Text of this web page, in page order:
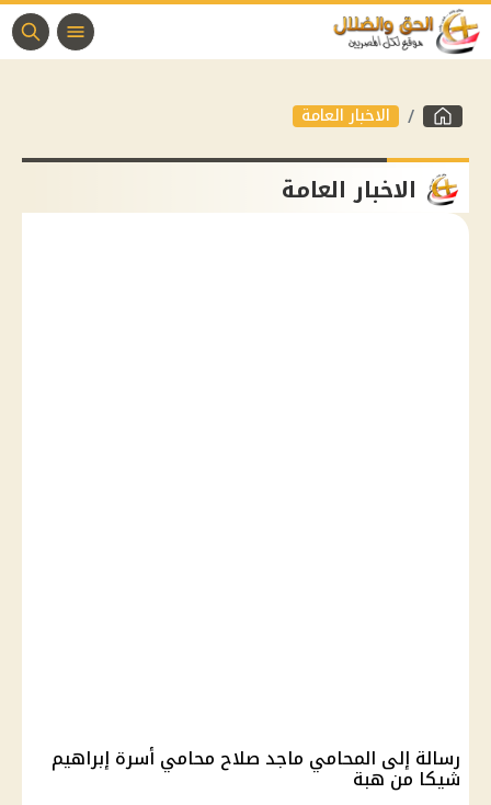
الاخبار العامة
الاخبار العامة
رسالة إلى المحامي ماجد صلاح محامي أسرة إبراهيم
شيكا من هبة